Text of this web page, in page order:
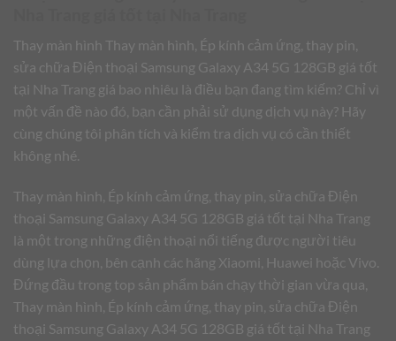
Thay màn hình Thay màn hình, Ép kính cảm ứng, thay pin,
sửa chữa Điện thoại Samsung Galaxy A34 5G 128GB giá tốt
tại Nha Trang giá bao nhiêu là điều bạn đang tìm kiếm? Chỉ vì
một vấn đề nào đó, bạn cần phải sử dụng dịch vụ này? Hãy
cùng chúng tôi phân tích và kiểm tra dịch vụ có cần thiết
không nhé.
Thay màn hình, Ép kính cảm ứng, thay pin, sửa chữa Điện
thoại Samsung Galaxy A34 5G 128GB giá tốt tại Nha Trang
là một trong những điện thoại nổi tiếng được người tiêu
dùng lựa chọn, bên cạnh các hãng Xiaomi, Huawei hoặc Vivo.
Đứng đầu trong top sản phẩm bán chạy thời gian vừa qua,
Thay màn hình, Ép kính cảm ứng, thay pin, sửa chữa Điện
thoại Samsung Galaxy A34 5G 128GB giá tốt tại Nha Trang